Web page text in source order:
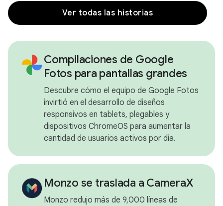
Ver todas las historias
Compilaciones de Google
Fotos para pantallas grandes
Descubre cómo el equipo de Google Fotos
invirtió en el desarrollo de diseños
responsivos en tablets, plegables y
dispositivos ChromeOS para aumentar la
cantidad de usuarios activos por día.
Monzo se traslada a CameraX
Monzo redujo más de 9,000 líneas de